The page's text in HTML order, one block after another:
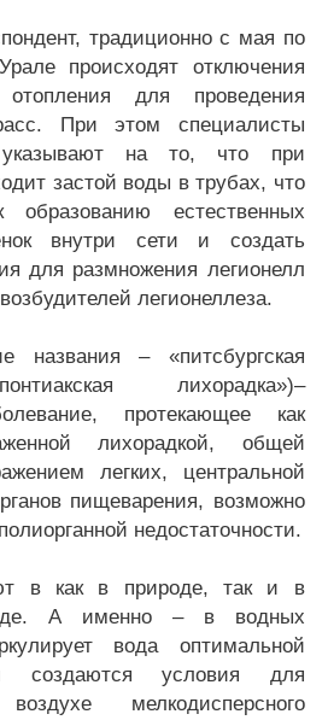
традиционно с мая по
происходят отключения
для проведения
При этом специалисты
указывают на то, что при
застой воды в трубах, что
естественных
внутри сети и создать
для размножения легионелл
легионеллеза.
названия – «питсбургская
лихорадка»)–
протекающее как
лихорадкой, общей
легких, центральной
пищеварения, возможно
недостаточности.
в как в природе, так и в
А именно – в водных
вода оптимальной
создаются условия для
мелкодисперсного